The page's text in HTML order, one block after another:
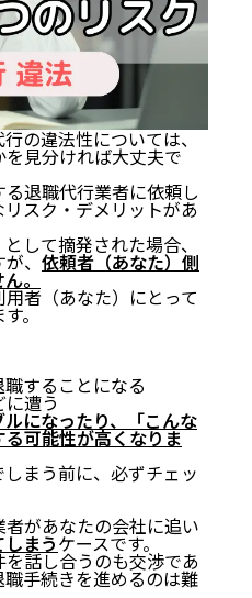
の違法性については、
見分ければ大丈夫で
退職代行業者に依頼し
スク・デメリットがあ
して摘発された場合、
、 依頼者（あなた）側
。
者（あなた）にとって
。
することになる
遭う
になったり、「こんな
可能性が高くなりま
まう前に、必ずチェッ
があなたの会社に追い
まうケースです。
話し合うのも交渉であ
手続きを進めるのは難
務所
いてよくある質問
よる退職代行は違法では
行は違法ですか？
為をした場合、どんな罰則